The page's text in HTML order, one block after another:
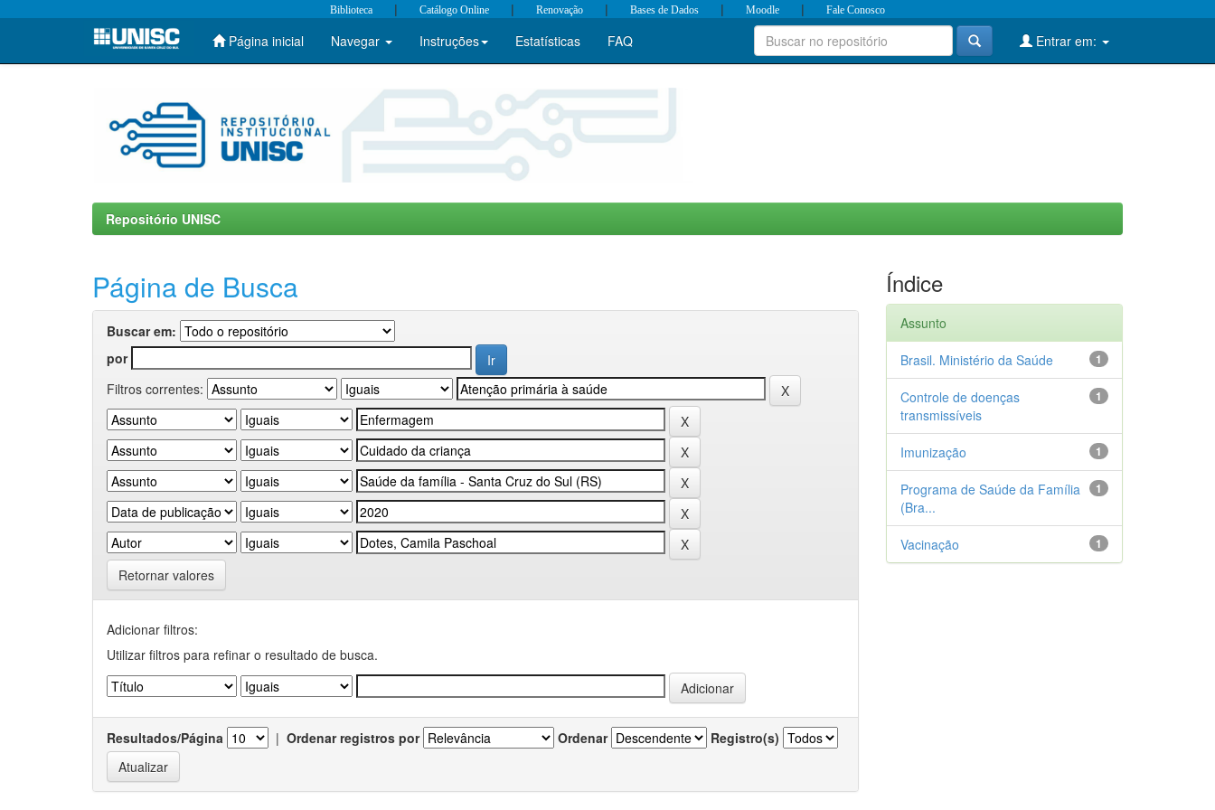
Skip
Biblioteca | Catálogo Online | Renovação | Bases de Dados | Moodle | Fale Conosco
Página inicial Navegar Instruções Estatísticas FAQ Entrar em:
Repositório UNISC
Página de Busca
Buscar em:
por
Filtros correntes:
Retornar valores
Adicionar filtros:
Utilizar filtros para refinar o resultado de busca.
Resultados/Página | Ordenar registros por Ordenar Registro(s)
Índice
Assunto
1
Brasil. Ministério da Saúde
1
Controle de doenças
transmissíveis
1
Imunização
1
Programa de Saúde da Família
(Bra...
1
Vacinação